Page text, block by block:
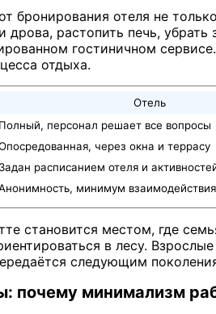
бронирования отеля не
дрова, растопить печь,
гостиничном
отдыха.
Отель
Полный, персонал решает все вопросы
через окна и террасу
Задан расписанием отеля и
минимум взаимодействия
становится местом, где
в лесу.
следующим
почему минимализм